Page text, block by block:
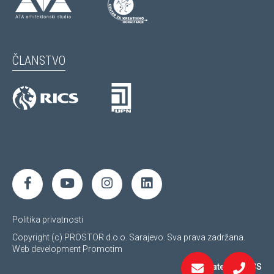
ČLANSTVO
Politika privatnosti
Copyright (c) PROSTOR d.o.o. Sarajevo. Sva prava zadržana.
Web development Promotim
Regulated by RICS